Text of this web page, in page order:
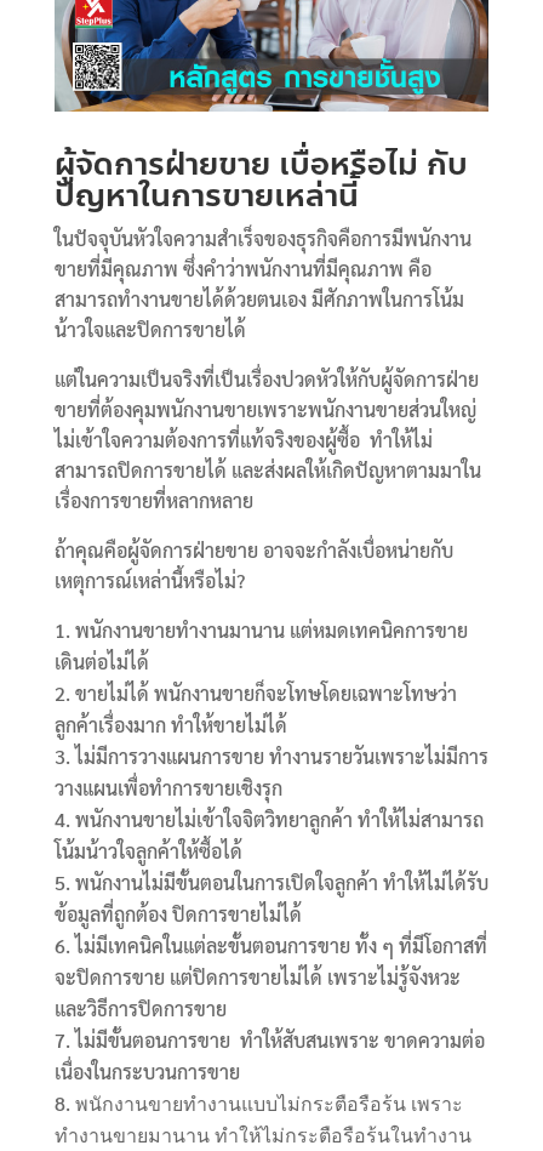
ผู้จัดการฝ่ายขาย เบื่อหรือไม่ กับ
ปัญหาในการขายเหล่านี้
ในปัจจุบันหัวใจความสำเร็จของธุรกิจคือการมีพนักงาน
ขายที่มีคุณภาพ ซึ่งคำว่าพนักงานที่มีคุณภาพ คือ
สามารถทำงานขายได้ด้วยตนเอง มีศักภาพในการโน้ม
น้าวใจและปิดการขายได้
แต่ในความเป็นจริงที่เป็นเรื่องปวดหัวให้กับผู้จัดการฝ่าย
ขายที่ต้องคุมพนักงานขายเพราะพนักงานขายส่วนใหญ่
ไม่เข้าใจความต้องการที่แท้จริงของผู้ซื้อ ทำให้ไม่
สามารถปิดการขายได้ และส่งผลให้เกิดปัญหาตามมาใน
เรื่องการขายที่หลากหลาย
ถ้าคุณคือผู้จัดการฝ่ายขาย อาจจะกำลังเบื่อหน่ายกับ
เหตุการณ์เหล่านี้หรือไม่?
พนักงานขายทำงานมานาน แต่หมดเทคนิคการขาย
เดินต่อไม่ได้
ขายไม่ได้ พนักงานขายก็จะโทษโดยเฉพาะโทษว่า
ลูกค้าเรื่องมาก ทำให้ขายไม่ได้
ไม่มีการวางแผนการขาย ทำงานรายวันเพราะไม่มีการ
วางแผนเพื่อทำการขายเชิงรุก
พนักงานขายไม่เข้าใจจิตวิทยาลูกค้า ทำให้ไม่สามารถ
โน้มน้าวใจลูกค้าให้ซื้อได้
พนักงานไม่มีขั้นตอนในการเปิดใจลูกค้า ทำให้ไม่ได้รับ
ข้อมูลที่ถูกต้อง ปิดการขายไม่ได้
ไม่มีเทคนิคในแต่ละขั้นตอนการขาย ทั้ง ๆ ที่มีโอกาสที่
จะปิดการขาย แต่ปิดการขายไม่ได้ เพราะไม่รู้จังหวะ
และวิธีการปิดการขาย
ไม่มีขั้นตอนการขาย ทำให้สับสนเพราะ ขาดความต่อ
เนื่องในกระบวนการขาย
พนักงานขายทำงานแบบไม่กระตือรือร้น เพราะ
ทำงานขายมานาน ทำให้ไม่กระตือรือร้นในทำงาน